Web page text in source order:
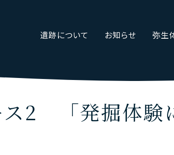
遺跡について お知らせ 弥生
ス2 「発掘体験